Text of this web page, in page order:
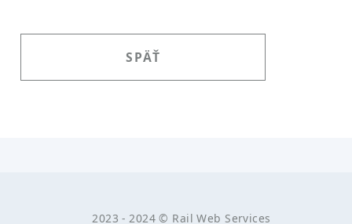
SPÄŤ
2023 - 2024 © Rail Web Services